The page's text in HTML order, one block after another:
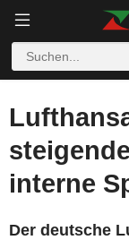
interne
Der deutsche